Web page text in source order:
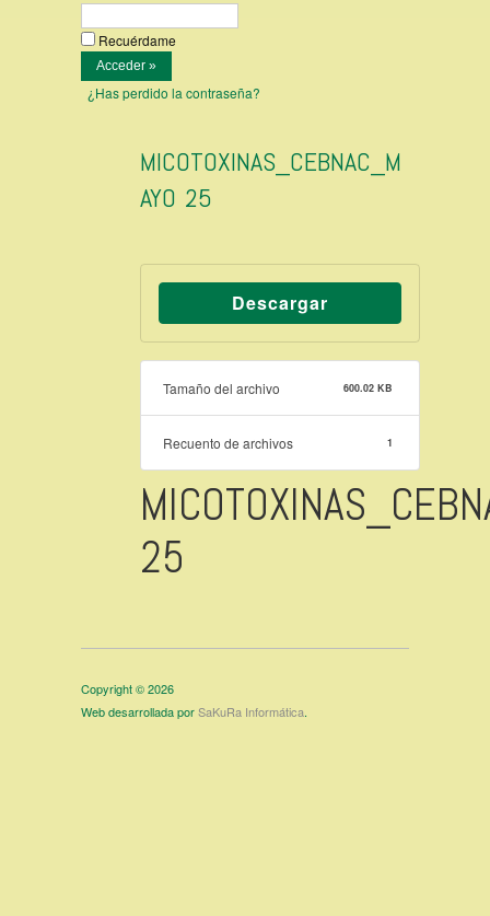
Recuérdame
¿Has perdido la contraseña?
MICOTOXINAS_CEBNAC_M
AYO 25
Descargar
Tamaño del archivo 600.02 KB
Recuento de archivos 1
25
Copyright © 2026
Web desarrollada porSaKuRa Informática.